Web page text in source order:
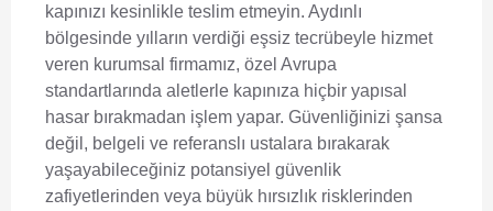
kapınızı kesinlikle teslim etmeyin. Aydınlı
bölgesinde yılların verdiği eşsiz tecrübeyle hizmet
veren kurumsal firmamız, özel Avrupa
standartlarında aletlerle kapınıza hiçbir yapısal
hasar bırakmadan işlem yapar. Güvenliğinizi şansa
değil, belgeli ve referanslı ustalara bırakarak
yaşayabileceğiniz potansiyel güvenlik
zafiyetlerinden veya büyük hırsızlık risklerinden